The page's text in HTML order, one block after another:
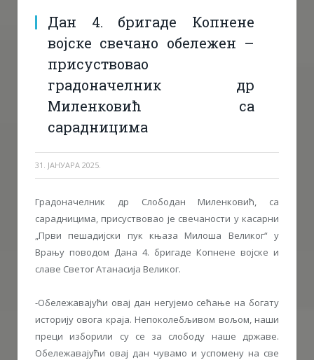
Дан 4. бригаде Копнене
војске свечано обележен –
присуствовао
градоначелник др
Миленковић са
сарадницима
31. ЈАНУАРА 2025.
Градоначелник др Слободан Миленковић, са
сарадницима, присуствовао је свечаности у касарни
„Први пешадијски пук књаза Милоша Великог“ у
Врању поводом Дана 4. бригаде Копнене војске и
славе Светог Атанасија Великог.
-Обележавајући овај дан негујемо сећање на богату
историју овога краја. Непоколебљивом вољом, наши
преци изборили су се за слободу наше државе.
Обележавајући овај дан чувамо и успомену на све